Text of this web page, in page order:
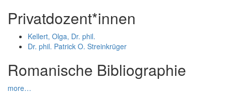
Privatdozent*innen
Kellert, Olga, Dr. phil.
Dr. phil. Patrick O. Streinkrüger
Romanische Bibliographie
more…